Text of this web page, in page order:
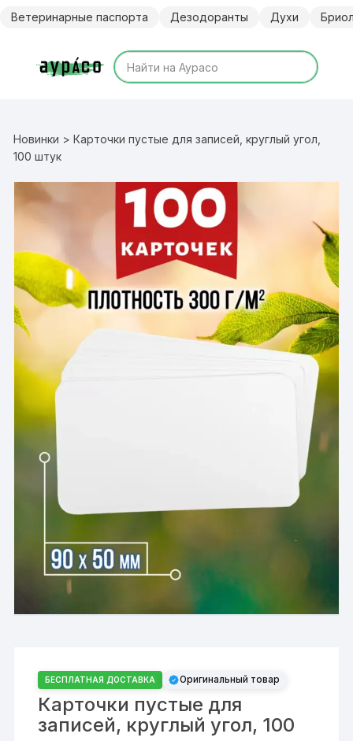
Ветеринарные паспорта Дезодоранты Духи
Новинки > Карточки пустые для записей, круглый угол,
100 штук
БЕСПЛАТНАЯ ДОСТАВКА Оригинальный товар
Карточки пустые для
записей, круглый угол, 100